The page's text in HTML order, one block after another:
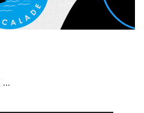
…